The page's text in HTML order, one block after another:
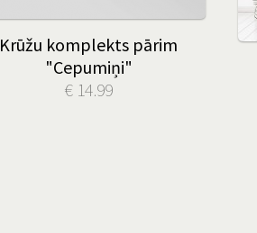
Krūžu komplekts pārim
"Cepumiņi"
€ 14.99